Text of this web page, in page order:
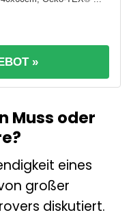
»
Muss oder
eines
großer
diskutiert.